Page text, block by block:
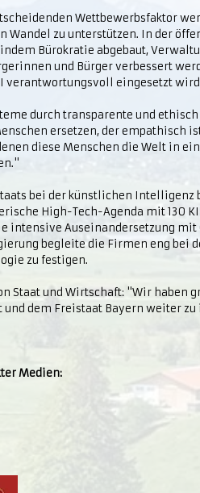
Wettbewerbsfaktor
Wandel zu unterstützen. In der
Bürokratie abgebaut,
und Bürger verbessert
verantwortungsvoll eingesetzt
durch transparente und
ersetzen, der empathisch
diese Menschen die Welt in
bei der künstlichen
High-Tech-Agenda mit 130
intensive Auseinandersetzung mit
begleite die Firmen eng bei
zu festigen.
Staat und Wirtschaft: "Wir haben
dem Freistaat Bayern weiter
Medien: